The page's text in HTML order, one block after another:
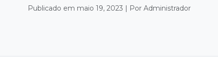
Publicado em maio 19, 2023 | Por Administrador